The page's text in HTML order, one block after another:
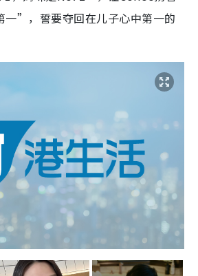
一”，誓要夺回在儿子心中第一的